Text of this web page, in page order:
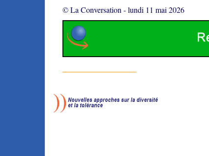
© La Conversation -lundi 11 mai 2026